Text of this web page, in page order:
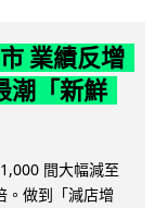
業績反增
潮「新鮮
間大幅減至
。做到「減店增